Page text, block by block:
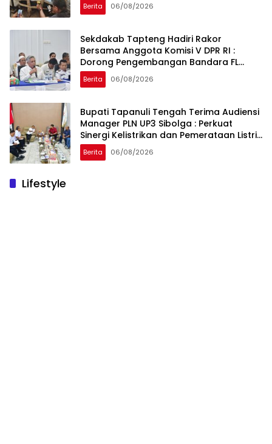
Berita 06/08/2026
Sekdakab Tapteng Hadiri Rakor
Bersama Anggota Komisi V DPR RI :
Dorong Pengembangan Bandara FL
Tobing dan Pelabuhan Sibolga
Berita 06/08/2026
Bupati Tapanuli Tengah Terima Audiensi
Manager PLN UP3 Sibolga : Perkuat
Sinergi Kelistrikan dan Pemerataan Listrik
Desa
Berita 06/08/2026
Lifestyle